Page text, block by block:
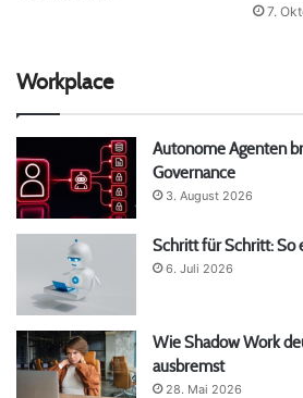
7.
Workplace
Autonome Agenten
Governance
3. August 2026
Schritt für Schritt: So
6. Juli 2026
Wie Shadow Work
ausbremst
28. Mai 2026